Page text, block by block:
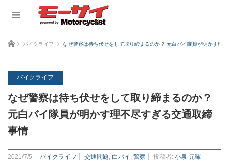
ホーム バイクライフ なぜ警察は待ち伏せをして取り締まるのか？ 元白バイ隊員が明かす理
バイクライフ
なぜ警察は待ち伏せをして取り締まるのか？
元白バイ隊員が明かす理不尽すぎる交通取締
事情
2021/7/5 バイクライフ 交通問題 白バイ 警察 投稿者: 小泉 元暉